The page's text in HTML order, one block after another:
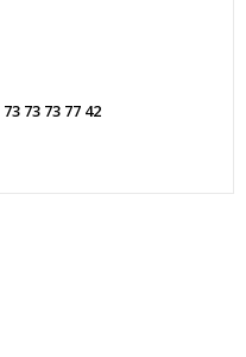
73 73 73 77 42